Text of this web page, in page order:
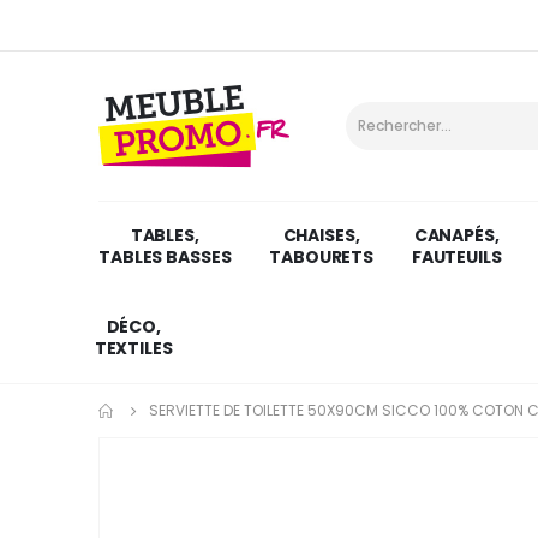
TABLES,
TABLES BASSES
CHAISES,
TABOURETS
CANAPÉS,
FAUTEUILS
DÉCO,
TEXTILES
SERVIETTE DE TOILETTE 50X90CM SICCO 100% COTON